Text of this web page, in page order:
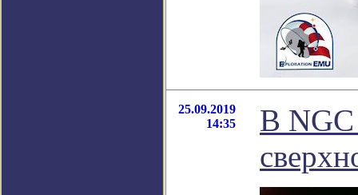
25.09.2019
14:35
В NGC